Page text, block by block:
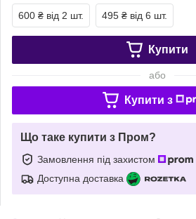
600 ₴ від 2 шт. 495 ₴ від 6 шт.
Купити
або
Купити з
Що таке купити з Пром?
Замовлення під захистом
Доступна доставка